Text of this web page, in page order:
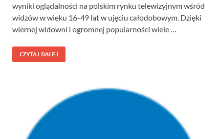
wyniki oglądalności na polskim rynku telewizyjnym wśród
widzów w wieku 16-49 lat w ujęciu całodobowym. Dzięki
wiernej widowni i ogromnej popularności wiele …
CZYTAJ DALEJ